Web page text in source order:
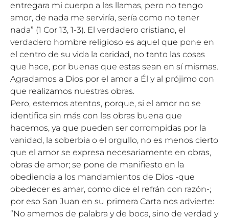
entregara mi cuerpo a las llamas, pero no tengo
amor, de nada me serviría, sería como no tener
nada” (1 Cor 13, 1-3). El verdadero cristiano, el
verdadero hombre religioso es aquel que pone en
el centro de su vida la caridad, no tanto las cosas
que hace, por buenas que estas sean en sí mismas.
Agradamos a Dios por el amor a Él y al prójimo con
que realizamos nuestras obras.
Pero, estemos atentos, porque, si el amor no se
identifica sin más con las obras buena que
hacemos, ya que pueden ser corrompidas por la
vanidad, la soberbia o el orgullo, no es menos cierto
que el amor se expresa necesariamente en obras,
obras de amor; se pone de manifiesto en la
obediencia a los mandamientos de Dios -que
obedecer es amar, como dice el refrán con razón-;
por eso San Juan en su primera Carta nos advierte:
“No amemos de palabra y de boca, sino de verdad y